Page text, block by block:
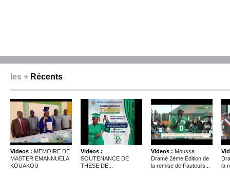
les + Récents
Videos : MEMOIRE DE
MASTER EMANNUELA
KOUAKOU
Videos :
SOUTENANCE DE
THESE DE...
Videos : Moussa
Dramé 2ème Edition de
la remise de Fauteuils...
la